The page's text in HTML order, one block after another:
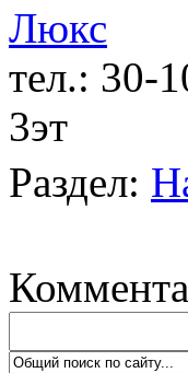
Люкс
тел.: 30-
3эт
Раздел: